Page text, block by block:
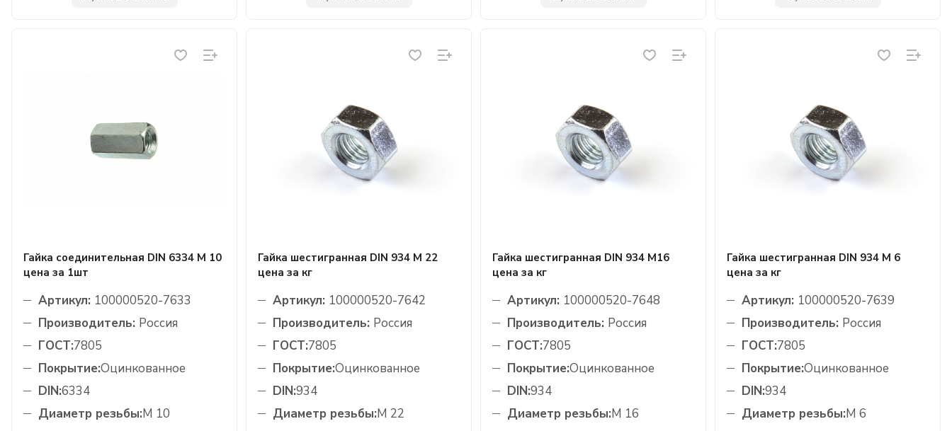
Гайка соединительная DIN 6334 М 10
цена за 1шт
Артикул: 100000520-7633
Производитель: Россия
ГОСТ:7805
Покрытие:Оцинкованное
DIN:6334
Диаметр резьбы:М 10
Гайка шестигранная DIN 934 М 22
цена за кг
Артикул: 100000520-7642
Производитель: Россия
ГОСТ:7805
Покрытие:Оцинкованное
DIN:934
Диаметр резьбы:М 22
Гайка шестигранная DIN 934 М16
цена за кг
Артикул: 100000520-7648
Производитель: Россия
ГОСТ:7805
Покрытие:Оцинкованное
DIN:934
Диаметр резьбы:М 16
Гайка шестигранная DIN 934 М 6
цена за кг
Артикул: 100000520-7639
Производитель: Россия
ГОСТ:7805
Покрытие:Оцинкованное
DIN:934
Диаметр резьбы:М 6